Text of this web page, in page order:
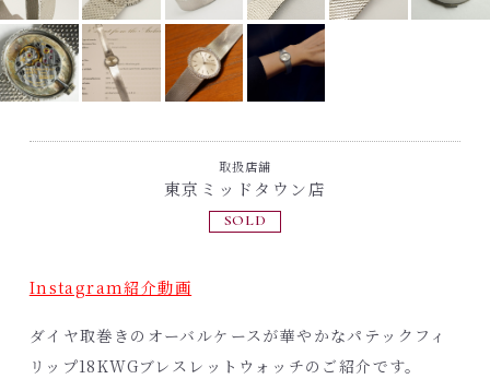
取扱店舗
東京ミッドタウン店
SOLD
Instagram紹介動画
ダイヤ取巻きのオーバルケースが華やかなパテックフィ
リップ18KWGブレスレットウォッチのご紹介です。